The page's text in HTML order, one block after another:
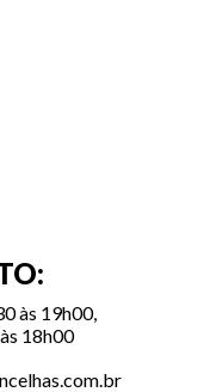
às 19h00,
18h00